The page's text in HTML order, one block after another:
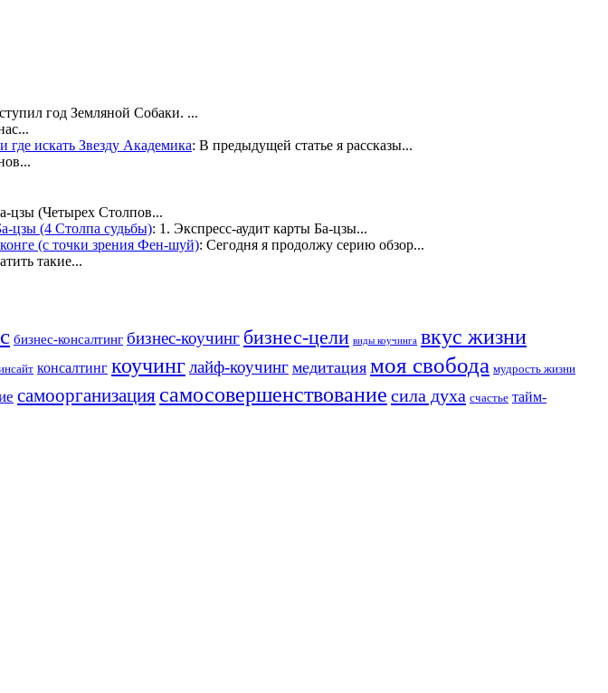
год Земляной Собаки. ...
искать Звезду Академика: В предыдущей статье я рассказы...
цзы (Четырех Столпов...
цзы (4 Столпа судьбы): 1. Экспресс-аудит карты Ба-цзы...
(с точки зрения Фен-шуй): Сегодня я продолжу серию обзор...
такие...
бизнес-консалтинг бизнес-коучинг бизнес-цели виды коучинга вкус жизни
консалтинг коучинглайф-коучинг медитация моя свобода мудрость жизни
самоорганизация самосовершенствование сила духа счастье тайм-